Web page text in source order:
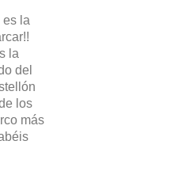
es la
la
del
los
más